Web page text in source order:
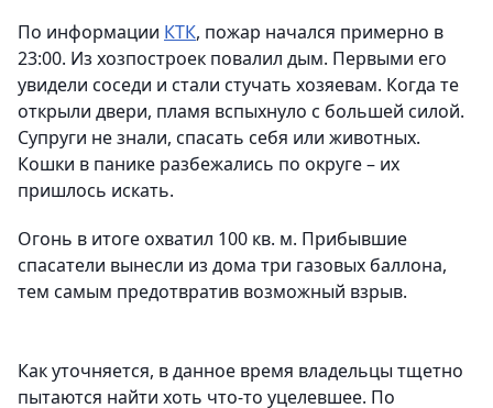
По информации КТК, пожар начался примерно в
23:00. Из хозпостроек повалил дым. Первыми его
увидели соседи и стали стучать хозяевам. Когда те
открыли двери, пламя вспыхнуло с большей силой.
Супруги не знали, спасать себя или животных.
Кошки в панике разбежались по округе – их
пришлось искать.
Огонь в итоге охватил 100 кв. м. Прибывшие
спасатели вынесли из дома три газовых баллона,
тем самым предотвратив возможный взрыв.
Как уточняется, в данное время владельцы тщетно
пытаются найти хоть что-то уцелевшее. По